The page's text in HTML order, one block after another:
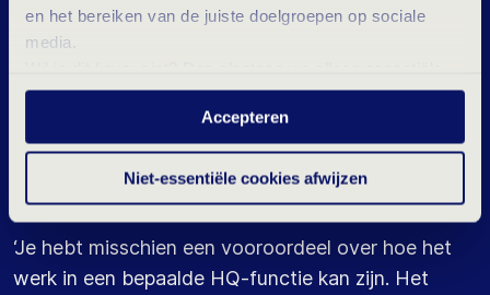
en het bereiken van de juiste doelgroepen op sociale
media.
en statistische cookies tijdens je bezoek. Meer weten?
Klik hierboven op 'Details' of lees onze
privacyverklaring.
Accepteren
Niet-essentiële cookies afwijzen
met z’n allendie sfeergecreëerd hebben!’
JE FUNCTIE ZELF VORM
N
Je hebt misschien een vooroordeel over hoe het
werk in een bepaalde HQ-functie kan zijn. Het